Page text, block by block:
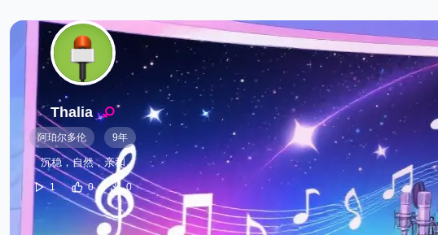
‌Thalia
阿珀尔多伦 9年
沉稳，自然，亲和
1 0 0